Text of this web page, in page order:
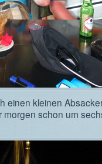
einen kleinen
morgen schon um